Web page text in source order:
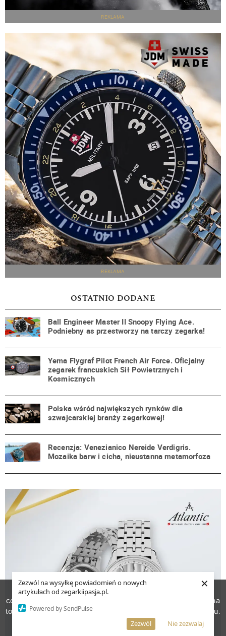
Zezwól na wysyłkę powiadomień o nowych
artykułach od zegarkiipasja.pl.
Powered by SendPulse
Nie zezwalaj
Zezwól
×
REKLAMA
REKLAMA
OSTATNIO DODANE
Ball Engineer Master II Snoopy Flying Ace.
Podniebny as przestworzy na tarczy zegarka!
Yema Flygraf Pilot French Air Force. Oficjalny
zegarek francuskich Sił Powietrznych i
Kosmicznych
Polska wśród największych rynków dla
szwajcarskiej branży zegarkowej!
Recenzja: Venezianico Nereide Verdigris.
Mozaika barw i cicha, nieustanna metamorfoza
W celu poprawienia jakości usług korzystamy z plików
cookies. Pozostanie na stronie oznacza, iż wyrażasz zgodę na
to, że pliki cookies będą przechowywane w Twoim urządzeniu.
Więcej informacji